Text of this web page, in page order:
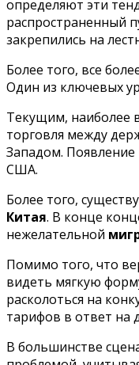
определяют эти
распространенный
закрепились на
Более того, все
Один из ключевых
Текущим, наиболее
торговля между
Западом. Появление
США.
Более того,
Китая. В конце
нежелательной
Помимо того, что
видеть мягкую
расколоться на
тарифов в ответ на
В большинстве